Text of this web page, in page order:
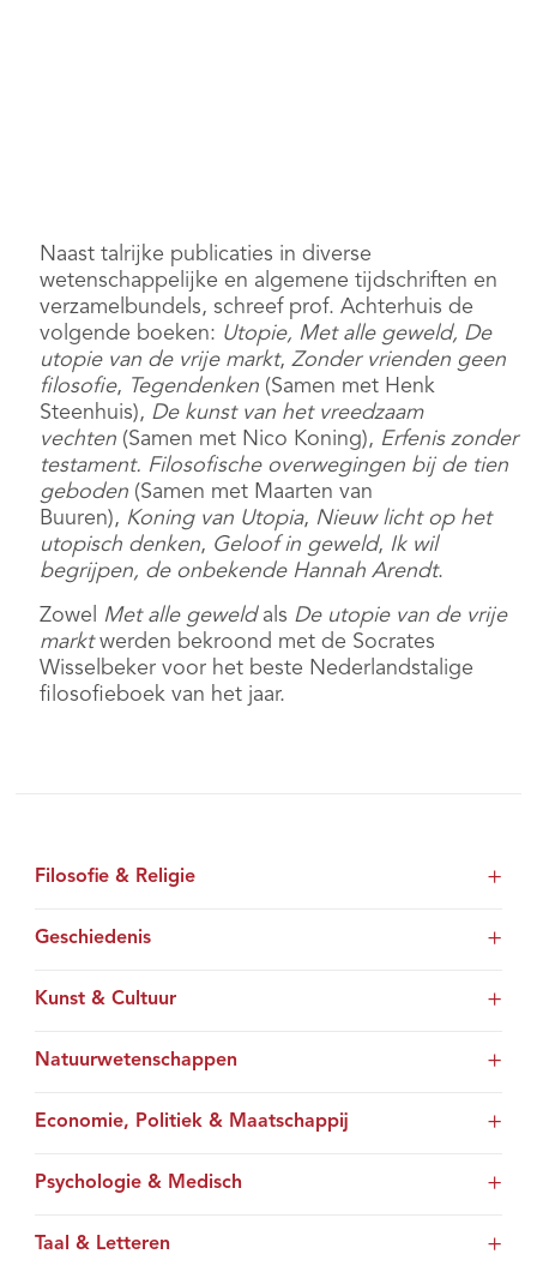
Naast talrijke publicaties in diverse
wetenschappelijke en algemene tijdschriften en
verzamelbundels, schreef prof. Achterhuis de
volgende boeken: Utopie, Met alle geweld, De
utopie van de vrije markt, Zonder vrienden geen
filosofie, Tegendenken (Samen met Henk
Steenhuis), De kunst van het vreedzaam
vechten (Samen met Nico Koning), Erfenis zonder
testament. Filosofische overwegingen bij de tien
geboden (Samen met Maarten van
Buuren), Koning van Utopia, Nieuw licht op het
utopisch denken, Geloof in geweld, Ik wil
begrijpen, de onbekende Hannah Arendt.
Zowel Met alle geweldals De utopie van de vrije
marktwerden bekroond met de Socrates
Wisselbeker voor het beste Nederlandstalige
filosofieboek van het jaar.
Filosofie & Religie
Geschiedenis
Kunst & Cultuur
Natuurwetenschappen
Economie, Politiek & Maatschappij
Psychologie & Medisch
Taal & Letteren